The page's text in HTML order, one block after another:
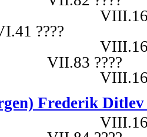
????
VII.83 ????
Frederik Ditlev